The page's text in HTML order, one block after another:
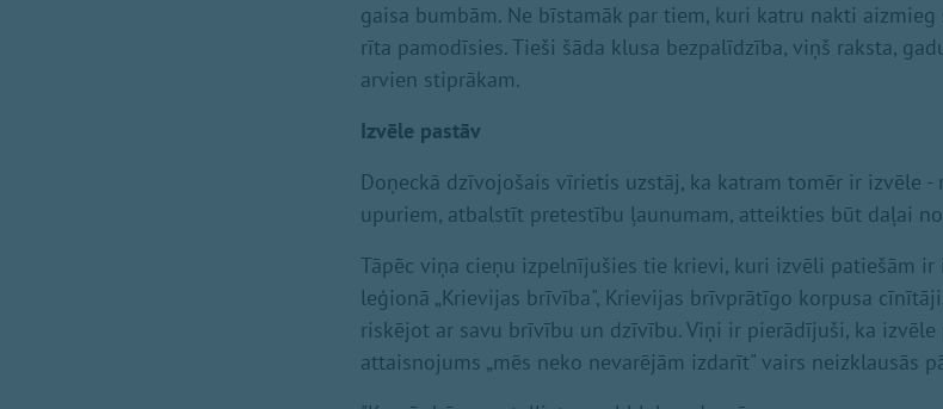
gaisa bumbām. Ne bīstamāk par tiem, kuri katru nakti
rīta pamodīsies. Tieši šāda klusa bezpalīdzība, viņš raksta,
arvien stiprākam.
Izvēle pastāv
Doņeckā dzīvojošais vīrietis uzstāj, ka katram tomēr ir izvēle
upuriem, atbalstīt pretestību ļaunumam, atteikties būt daļai
Tāpēc viņa cieņu izpelnījušies tie krievi, kuri izvēli patiešām
leģionā „Krievijas brīvība", Krievijas brīvprātīgo korpusa
riskējot ar savu brīvību un dzīvību. Viņi ir pierādījuši, ka
attaisnojums „mēs neko nevarējām izdarīt" vairs neizklausās